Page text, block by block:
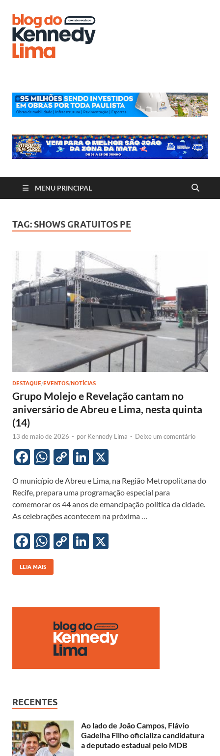
MENU PRINCIPAL
TAG: SHOWS GRATUITOS PE
DESTAQUE/EVENTOS/NOTÍCIAS
Grupo Molejo e Revelação cantam no
aniversário de Abreu e Lima, nesta quinta
(14)
13 de maio de 2026 - por Kennedy Lima - Deixe um comentário
F
e
b
o
o
k
W
at
s
A
p
p
C
p
y
Li
n
k
Li
k
e
dI
n
O município de Abreu e Lima, na Região Metropolitana do
Recife, prepara uma programação especial para
comemorar os 44 anos de emancipação política da cidade.
As celebrações acontecem na próxima …
F
ac
e
o
W
h
at
A
p
p
C
Li
n
k
Li
dI
n
LEIA MAIS
RECENTES
Ao lado de João Campos, Flávio
Gadelha Filho oficializa candidatura
a deputado estadual pelo MDB